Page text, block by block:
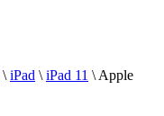
\ iPad \ iPad 11 \ Apple